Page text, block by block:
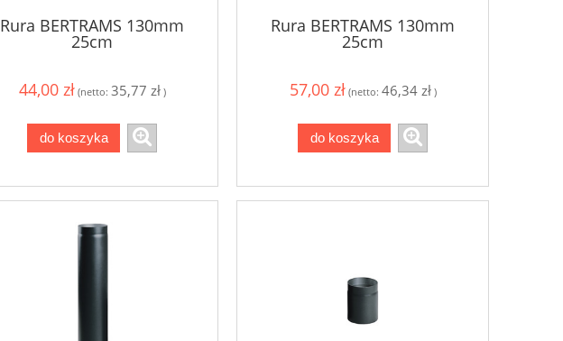
Rura BERTRAMS 130mm
25cm
44,00 zł (netto: 35,77 zł)
do koszyka
Rura BERTRAMS 130mm
25cm
57,00 zł (netto: 46,34 zł)
do koszyka